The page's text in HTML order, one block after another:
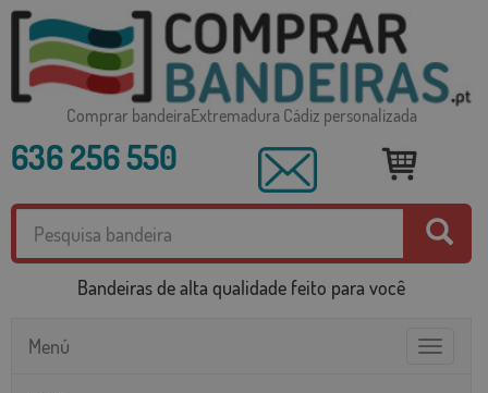
Comprar bandeiraExtremadura Cádiz personalizada
636 256 550
Bandeiras de alta qualidade feito para você
Toggle
Menú